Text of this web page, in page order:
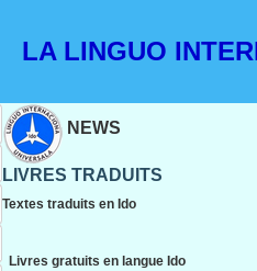
LA LINGUO
NEWS
LIVRES TRADUITS
Textes traduits en Ido
Livres gratuits en langue Ido